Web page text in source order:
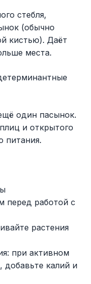
стебля,
(обычно
кистью). Даёт
места.
один пасынок.
и открытого
питания.
перед работой с
растения
при активном
добавьте калий и